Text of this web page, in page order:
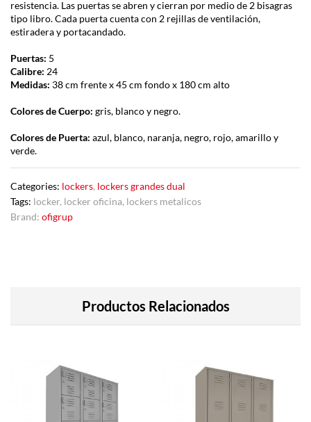
resistencia. Las puertas se abren y cierran por medio de 2 bisagras
tipo libro. Cada puerta cuenta con 2 rejillas de ventilación,
estiradera y portacandado.
Puertas: 5
Calibre: 24
Medidas: 38 cm frente x 45 cm fondo x 180 cm alto
Colores de Cuerpo: gris, blanco y negro.
Colores de Puerta: azul, blanco, naranja, negro, rojo, amarillo y
verde.
Categories: lockers, lockers grandes dual
Tags: locker, locker oficina, lockers metalicos
Brand: ofigrup
Productos Relacionados